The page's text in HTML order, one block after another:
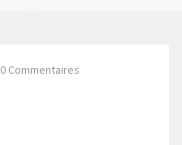
0 Commentaires